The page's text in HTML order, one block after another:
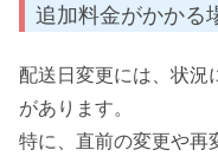
追加料金がかかる
配送日変更には、状況
があります。
特に、直前の変更や再